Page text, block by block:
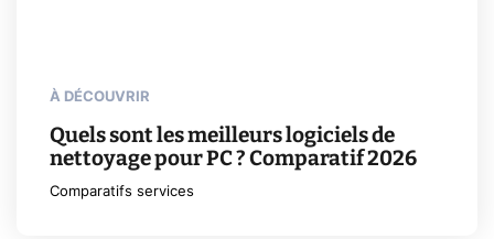
À DÉCOUVRIR
Quels sont les meilleurs logiciels de
nettoyage pour PC ? Comparatif 2026
Comparatifs services